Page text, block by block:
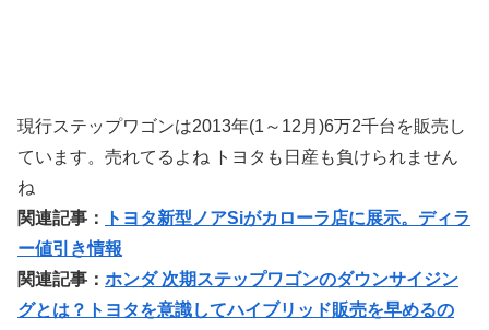
現行ステップワゴンは2013年(1～12月)6万2千台を販売し
ています。売れてるよね トヨタも日産も負けられません
ね
関連記事：
トヨタ新型ノアSiがカローラ店に展示。ディラ
ー値引き情報
関連記事： ホンダ 次期ステップワゴンのダウンサイジン
グとは？トヨタを意識してハイブリッド販売を早めるの